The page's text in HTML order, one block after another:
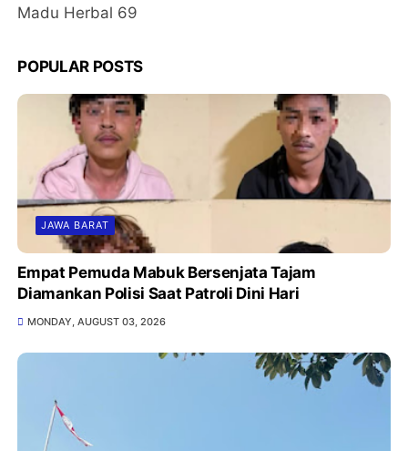
Madu Herbal 69
POPULAR POSTS
JAWA BARAT
Empat Pemuda Mabuk Bersenjata Tajam
Diamankan Polisi Saat Patroli Dini Hari
MONDAY, AUGUST 03, 2026